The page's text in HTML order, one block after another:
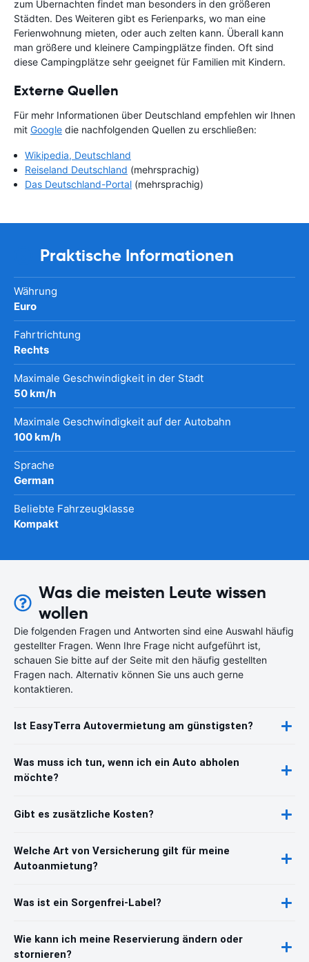
zum Übernachten findet man besonders in den größeren
Städten. Des Weiteren gibt es Ferienparks, wo man eine
Ferienwohnung mieten, oder auch zelten kann. Überall kann
man größere und kleinere Campingplätze finden. Oft sind
diese Campingplätze sehr geeignet für Familien mit Kindern.
Externe Quellen
Für mehr Informationen über Deutschland empfehlen wir Ihnen
mit Google die nachfolgenden Quellen zu erschließen:
Wikipedia, Deutschland
Reiseland Deutschland (mehrsprachig)
Das Deutschland-Portal (mehrsprachig)
Praktische Informationen
Währung
Euro
Fahrtrichtung
Rechts
Maximale Geschwindigkeit in der Stadt
50 km/h
Maximale Geschwindigkeit auf der Autobahn
100 km/h
Sprache
German
Beliebte Fahrzeugklasse
Kompakt
Was die meisten Leute wissen
wollen
Die folgenden Fragen und Antworten sind eine Auswahl häufig
gestellter Fragen. Wenn Ihre Frage nicht aufgeführt ist,
schauen Sie bitte auf der Seite mit den häufig gestellten
Fragen nach. Alternativ können Sie uns auch gerne
kontaktieren.
Ist EasyTerra Autovermietung am günstigsten?
Was muss ich tun, wenn ich ein Auto abholen
möchte?
Gibt es zusätzliche Kosten?
Welche Art von Versicherung gilt für meine
Autoanmietung?
Was ist ein Sorgenfrei-Label?
Wie kann ich meine Reservierung ändern oder
stornieren?